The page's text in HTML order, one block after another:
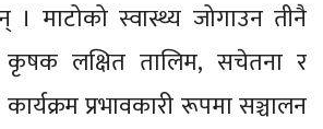
। माटोको स्वास्थ्य जोगाउन तीनै
लक्षित तालिम, सचेतना र
प्रभावकारी रूपमा सञ्चालन